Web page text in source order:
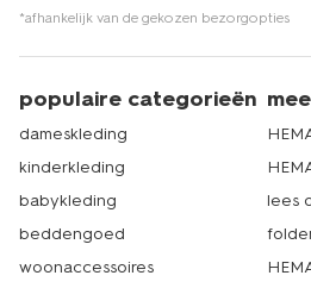
*afhankelijk van de gekozen bezorgopties
populaire categorieën
dameskleding
kinderkleding
babykleding
beddengoed
woonaccessoires
lees